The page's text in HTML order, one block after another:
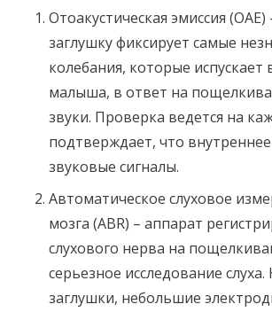
Отоакустическая эмиссия
заглушку фиксирует самые
колебания, которые испускает
малыша, в ответ на
звуки. Проверка ведется на
подтверждает, что
звуковые сигналы.
Автоматическое слуховое
мозга (ABR) – аппарат
слухового нерва на
серьезное исследование
заглушки, небольшие